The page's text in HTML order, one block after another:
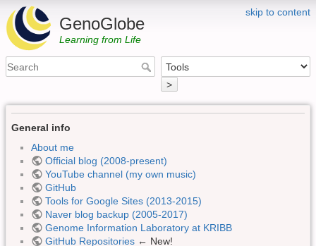
skip to content
GenoGlobe
Learning from Life
>
General info
About me
Official blog (2008-present)
YouTube channel (my own music)
GitHub
Tools for Google Sites (2013-2015)
Naver blog backup (2005-2017)
Genome Information Laboratory at KRIBB
GitHub Repositories← New!